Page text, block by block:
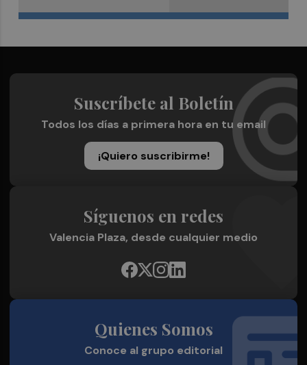
Suscríbete al Boletín
Todos los días a primera hora en tu email
¡Quiero suscribirme!
Síguenos en redes
Valencia Plaza, desde cualquier medio
Quienes Somos
Conoce al grupo editorial